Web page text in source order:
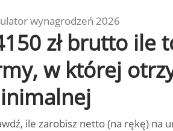
wynagrodzeń 2026
zł brutto ile
w której
ile zarobisz netto (na rękę) na